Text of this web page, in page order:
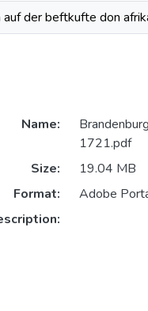
auf der beftkufte don
Name:
1721.pdf
Size:
19.04 MB
Format:
Adobe